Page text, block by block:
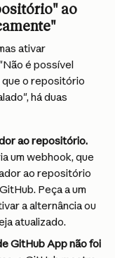
ao
ativar
é possível
o repositório
há duas
ao repositório.
um webhook, que
ao repositório
Peça a um
a alternância ou
atualizado.
GitHub App não foi